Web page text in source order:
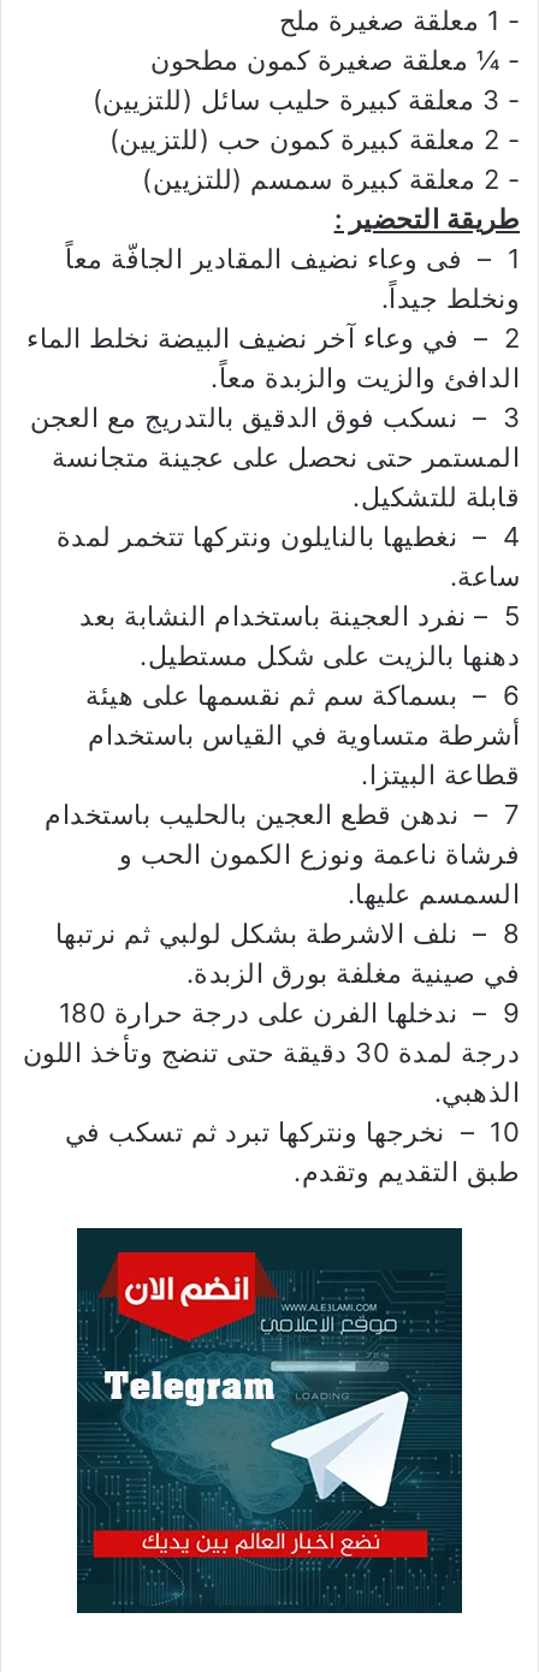
‏- 1 معلقة صغيرة ملح
‏- ¼ معلقة صغيرة كمون مطحون
‏- 3 معلقة كبيرة حليب سائل (للتزيين)
‏- 2 معلقة كبيرة كمون حب (للتزيين)
‏- 2 معلقة كبيرة سمسم (للتزيين)
طريقة التحضير :
1 – فى وعاء نضيف المقادير الجافّة معاً
ونخلط جيداً.
2 – في وعاء آخر نضيف البيضة نخلط الماء
الدافئ والزيت والزبدة معاً.
3 – نسكب فوق الدقيق بالتدريج مع العجن
المستمر حتى نحصل على عجينة متجانسة
قابلة للتشكيل.
4 – نغطيها بالنايلون ونتركها تتخمر لمدة
ساعة.
5 – نفرد العجينة باستخدام النشابة بعد
دهنها بالزيت على شكل مستطيل.
6 – بسماكة سم ثم نقسمها على هيئة
أشرطة متساوية في القياس باستخدام
قطاعة البيتزا.
7 – ندهن قطع العجين بالحليب باستخدام
فرشاة ناعمة ونوزع الكمون الحب و
السمسم عليها.
8 – نلف الاشرطة بشكل لولبي ثم نرتبها
في صينية مغلفة بورق الزبدة.
9 – ندخلها الفرن على درجة حرارة 180
درجة لمدة 30 دقيقة حتى تنضج وتأخذ اللون
الذهبي.
10 – نخرجها ونتركها تبرد ثم تسكب في
طبق التقديم وتقدم.